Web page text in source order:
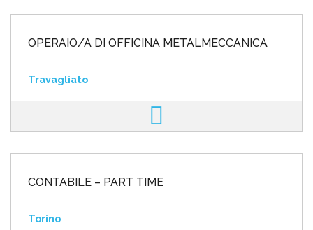
OPERAIO/A DI OFFICINA METALMECCANICA
Travagliato
CONTABILE – PART TIME
Torino